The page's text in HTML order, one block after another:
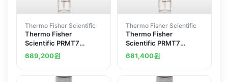
Thermo Fisher Scientific
Thermo Fisher
Scientific PRMT7
Polyclonal Antibody
689,200원
Thermo Fisher Scientific
Thermo Fisher
Scientific PRMT7
Polyclonal Antibody
681,400원